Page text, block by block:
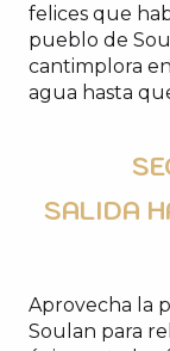
felices que
pueblo de
cantimplora
agua hasta
SALIDA
Aprovecha la
Soulan para